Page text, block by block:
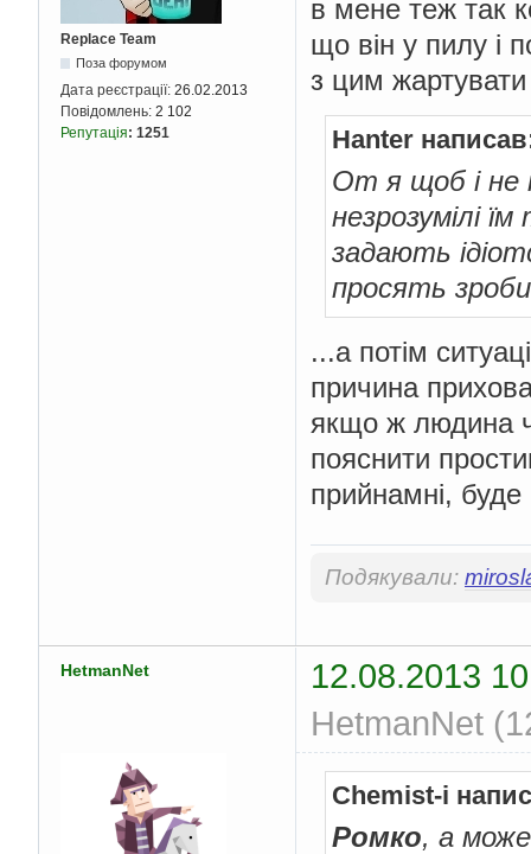
Replace Team
Поза форумом
Дата реєстрації: 26.02.2013
Повідомлень: 2 102
Репутація: 1251
в мене теж так
що він у пилу і
з цим
Hanter
От я щоб і не
незрозумілі
задають
просять
...а потім
причина
якщо ж людина
пояснити
прийнамні,
Подякували:
HetmanNet
12.08.2013
HetmanNet
Chemist-i
Ромко, а